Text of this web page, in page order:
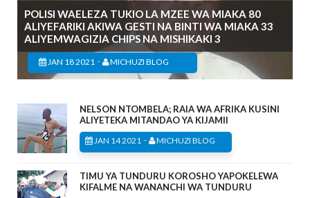
POLISI WAELEZA TUKIO LA MZEE WA MIAKA 80
ALIYEFARIKI AKIWA GESTI NA BINTI WA MIAKA 33
ALIYEMWAGIZIA CHIPS NA MISHIKAKI 3
JAN 18 2021 - MICHUZI BLOG
NELSON NTOMBELA; RAIA WA AFRIKA KUSINI
ALIYETEKA MITANDAO YA KIJAMII
JAN 14 2021 - MICHUZI BLOG
TIMU YA TUNDURU KOROSHO YAPOKELEWA
KIFALME NA WANANCHI WA TUNDURU